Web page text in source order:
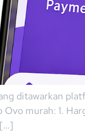
ditawarkan
murah: 1.